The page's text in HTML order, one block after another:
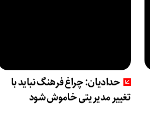
حدادیان: چراغ فرهنگ نباید با
تغییر مدیریتی خاموش شود